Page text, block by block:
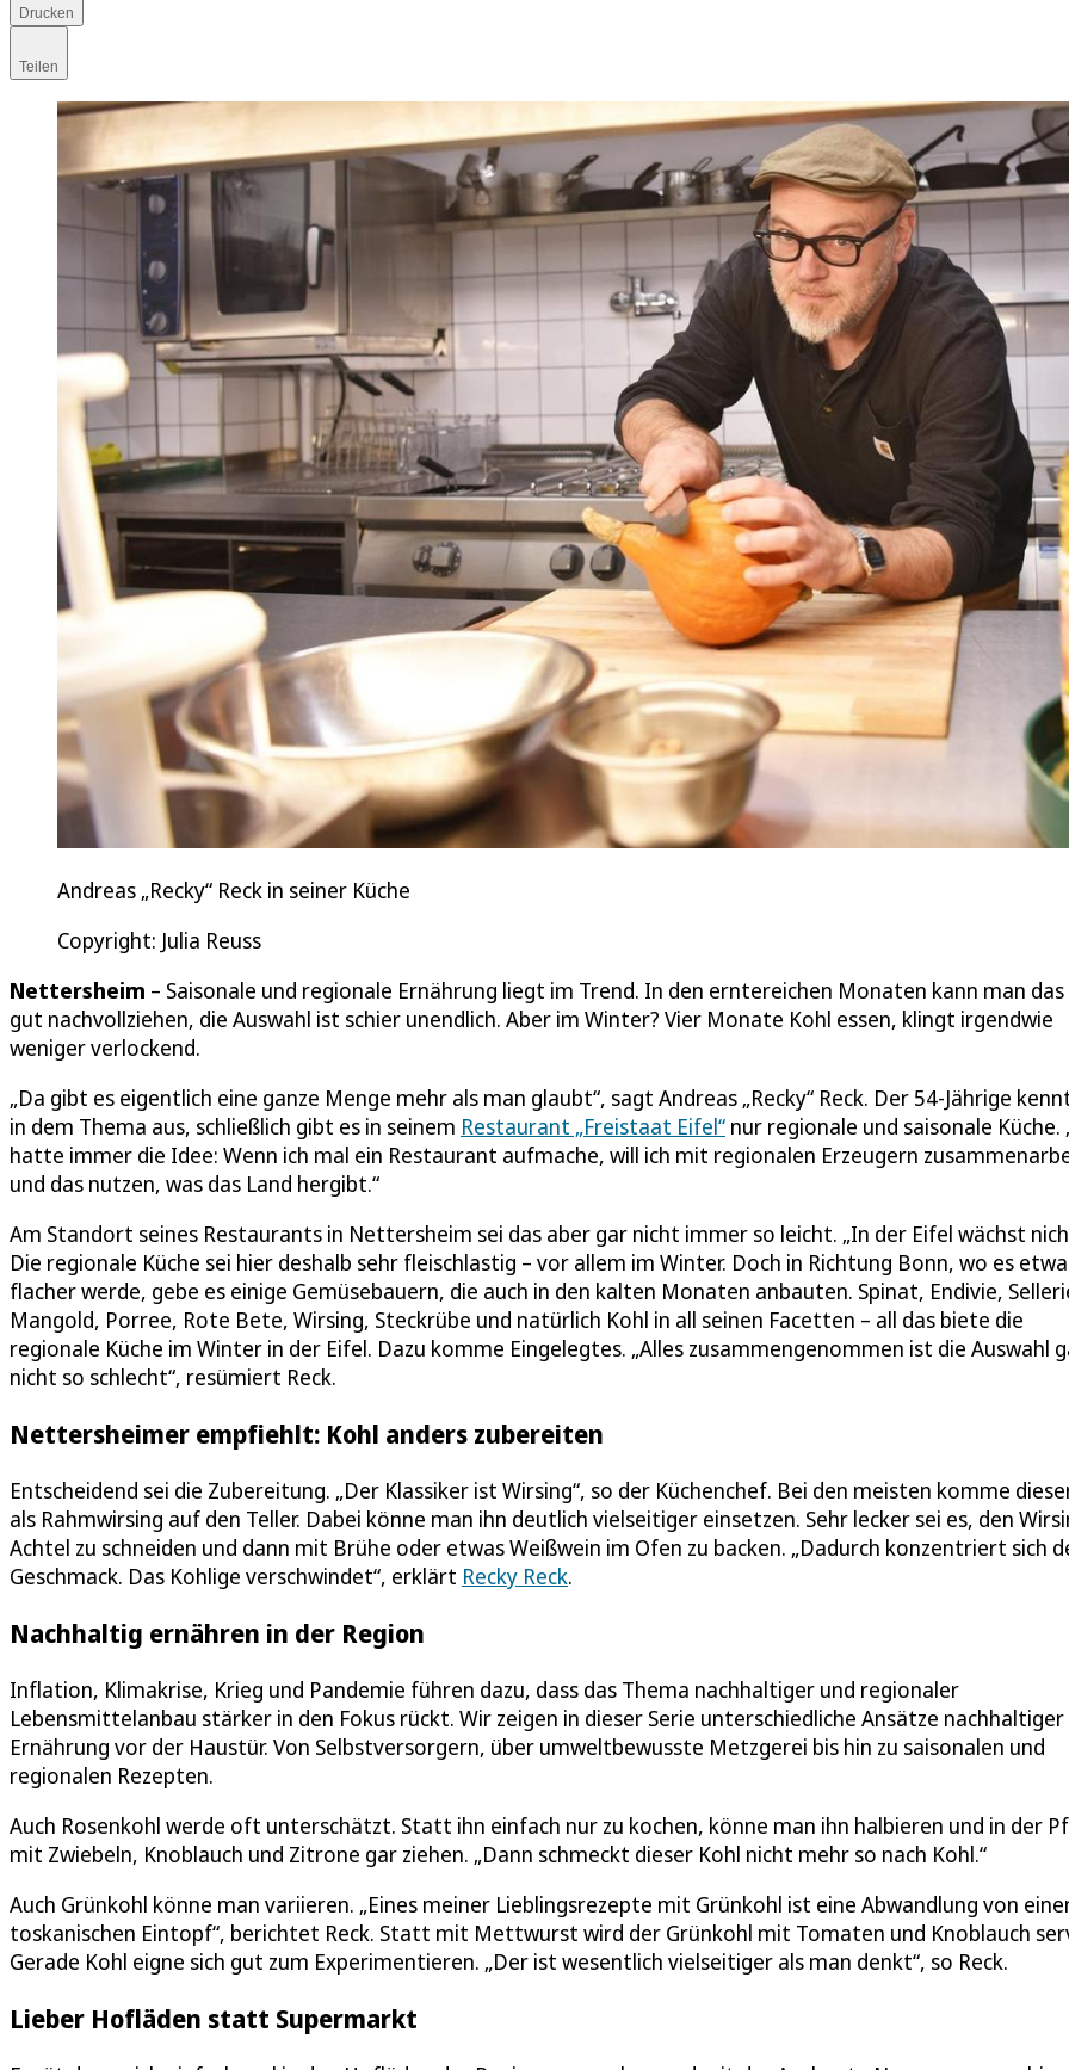
Drucken
Teilen
Andreas „Recky“ Reck in seiner Küche
Copyright: Julia Reuss
Nettersheim – Saisonale und regionale Ernährung liegt im Trend. In den erntereichen Monaten kann man das
gut nachvollziehen, die Auswahl ist schier unendlich. Aber im Winter? Vier Monate Kohl essen, klingt irgendwie
weniger verlockend.
„Da gibt es eigentlich eine ganze Menge mehr als man glaubt“, sagt Andreas „Recky“ Reck. Der 54-Jährige
in dem Thema aus, schließlich gibt es in seinem Restaurant „Freistaat Eifel“ nur regionale und saisonale Küche.
hatte immer die Idee: Wenn ich mal ein Restaurant aufmache, will ich mit regionalen Erzeugern
und das nutzen, was das Land hergibt.“
Am Standort seines Restaurants in Nettersheim sei das aber gar nicht immer so leicht. „In der Eifel wächst
Die regionale Küche sei hier deshalb sehr fleischlastig – vor allem im Winter. Doch in Richtung Bonn, wo es
flacher werde, gebe es einige Gemüsebauern, die auch in den kalten Monaten anbauten. Spinat, Endivie,
Mangold, Porree, Rote Bete, Wirsing, Steckrübe und natürlich Kohl in all seinen Facetten – all das biete die
regionale Küche im Winter in der Eifel. Dazu komme Eingelegtes. „Alles zusammengenommen ist die Auswahl
nicht so schlecht“, resümiert Reck.
Nettersheimer empfiehlt: Kohl anders zubereiten
Entscheidend sei die Zubereitung. „Der Klassiker ist Wirsing“, so der Küchenchef. Bei den meisten komme
als Rahmwirsing auf den Teller. Dabei könne man ihn deutlich vielseitiger einsetzen. Sehr lecker sei es, den
Achtel zu schneiden und dann mit Brühe oder etwas Weißwein im Ofen zu backen. „Dadurch konzentriert sich
Geschmack. Das Kohlige verschwindet“, erklärt Recky Reck.
Nachhaltig ernähren in der Region
Inflation, Klimakrise, Krieg und Pandemie führen dazu, dass das Thema nachhaltiger und regionaler
Lebensmittelanbau stärker in den Fokus rückt. Wir zeigen in dieser Serie unterschiedliche Ansätze nachhaltiger
Ernährung vor der Haustür. Von Selbstversorgern, über umweltbewusste Metzgerei bis hin zu saisonalen und
regionalen Rezepten.
Auch Rosenkohl werde oft unterschätzt. Statt ihn einfach nur zu kochen, könne man ihn halbieren und in der
mit Zwiebeln, Knoblauch und Zitrone gar ziehen. „Dann schmeckt dieser Kohl nicht mehr so nach Kohl.“
Auch Grünkohl könne man variieren. „Eines meiner Lieblingsrezepte mit Grünkohl ist eine Abwandlung von
toskanischen Eintopf“, berichtet Reck. Statt mit Mettwurst wird der Grünkohl mit Tomaten und Knoblauch
Gerade Kohl eigne sich gut zum Experimentieren. „Der ist wesentlich vielseitiger als man denkt“, so Reck.
Lieber Hofläden statt Supermarkt